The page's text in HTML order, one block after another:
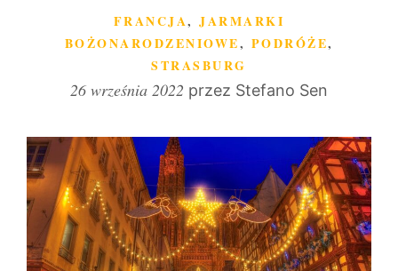
KATEGORIE
FRANCJA,JARMARKI
BOŻONARODZENIOWE, PODRÓŻE,
STRASBURG
26 września 2022 przez Stefano Sen